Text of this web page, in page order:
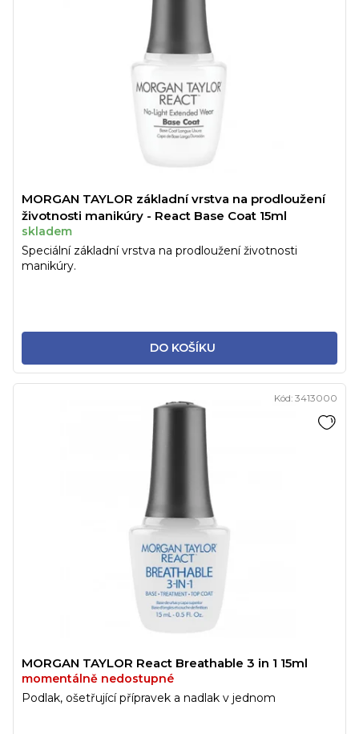
MORGAN TAYLOR základní vrstva na prodloužení
životnosti manikúry - React Base Coat 15ml
skladem
DO KOŠÍKU
Speciální základní vrstva na prodloužení životnosti
manikúry.
MORGAN TAYLOR React Breathable 3 in 1 15ml
momentálně nedostupné
Podlak, ošetřující přípravek a nadlak v jednom
Kód: 3413000